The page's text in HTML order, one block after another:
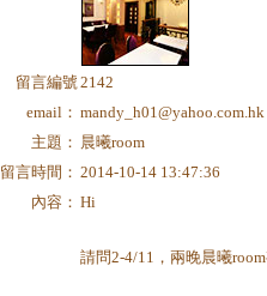
留言編號2142
email： mandy_h01@yahoo.com.hk
主題： 晨曦room
留言時間： 2014-10-14 13:47:36
內容： Hi
請問2-4/11，兩晚晨曦